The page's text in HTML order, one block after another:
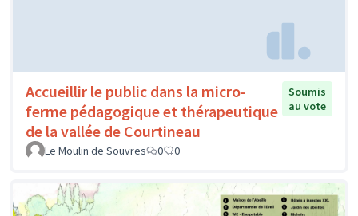
Accueillir le public dans la micro-
ferme pédagogique et thérapeutique
de la vallée de Courtineau
Soumis
au vote
Le Moulin de Souvres 0 0